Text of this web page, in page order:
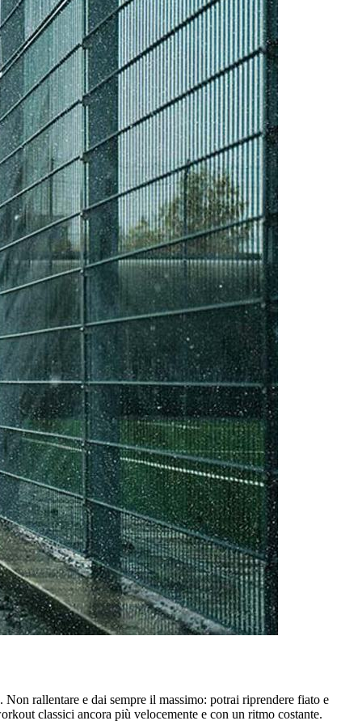
rallentare e dai sempre il massimo: potrai riprendere fiato e
classici ancora più velocemente e con un ritmo costante.